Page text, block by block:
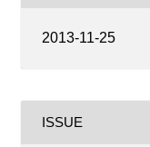
2013-11-25
ISSUE